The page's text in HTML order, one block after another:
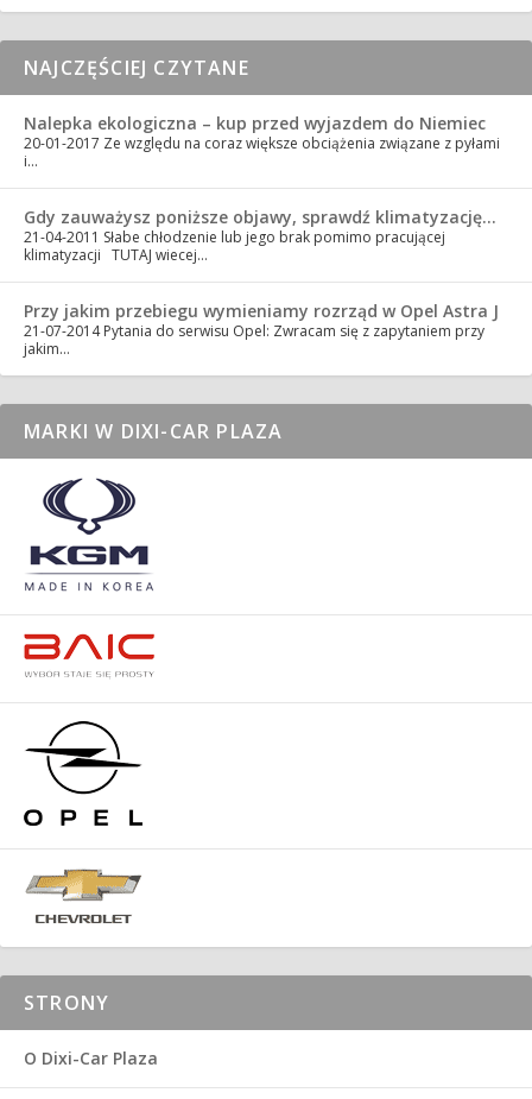
NAJCZĘŚCIEJ CZYTANE
Nalepka ekologiczna – kup przed wyjazdem do Niemiec
20-01-2017 Ze względu na coraz większe obciążenia związane z pyłami
i…
Gdy zauważysz poniższe objawy, sprawdź klimatyzację…
21-04-2011 Słabe chłodzenie lub jego brak pomimo pracującej
klimatyzacji TUTAJ wiecej…
Przy jakim przebiegu wymieniamy rozrząd w Opel Astra J
21-07-2014 Pytania do serwisu Opel: Zwracam się z zapytaniem przy
jakim…
MARKI W DIXI-CAR PLAZA
STRONY
O Dixi-Car Plaza